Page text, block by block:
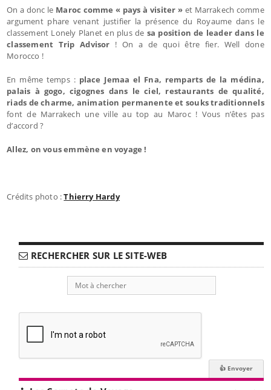
On a donc le Maroc comme « pays à visiter » et Marrakech comme
argument phare venant justifier la présence du Royaume dans le
classement Lonely Planet en plus de sa position de leader dans le
classement Trip Advisor ! On a de quoi être fier. Well done
Morocco !
En même temps : place Jemaa el Fna, remparts de la médina,
palais à gogo, cigognes dans le ciel, restaurants de qualité,
riads de charme, animation permanente et souks traditionnels
font de Marrakech une ville au top au Maroc ! Vous n’êtes pas
d’accord ?
Allez, on vous emmène en voyage !
Crédits photo :Thierry Hardy
RECHERCHER SUR LE SITE-WEB